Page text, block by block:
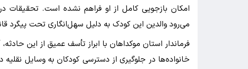
امکان بازجویی کامل از او فراهم نشده است. تحقیقات
می‌رود والدین این کودک به دلیل سهل‌انگاری تحت پیگرد
فرماندار استان موکداهان با ابراز تأسف عمیق از این
خانواده‌ها در جلوگیری از دسترسی کودکان به وسایل نقلیه